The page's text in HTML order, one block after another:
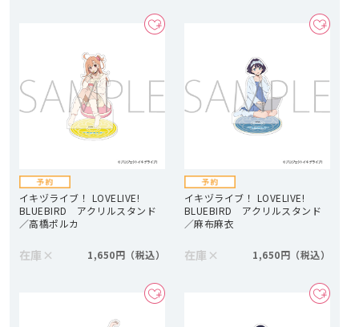
イキヅライブ！ LOVELIVE!
BLUEBIRD アクリルスタンド
／高橋ポルカ
在庫 × 1,650円
イキヅライブ！ LOVELIVE!
BLUEBIRD アクリルスタンド
／麻布麻衣
在庫 × 1,650円